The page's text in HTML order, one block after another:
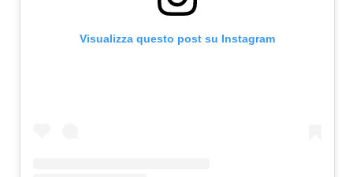
Visualizza questo post su Instagram